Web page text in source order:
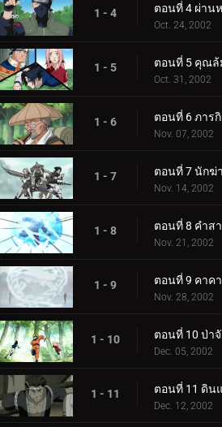
1 - 4 ตอนที่ 4 ผ่าน
Oct. 24, 2002
1 - 5 ตอนที่ 5 คุณล้
Oct. 31, 2002
1 - 6 ตอนที่ 6 ภาร
Nov. 07, 2002
1 - 7 ตอนที่ 7 นักฆ่
Nov. 14, 2002
1 - 8 ตอนที่ 8 คำส
Nov. 21, 2002
1 - 9 ตอนที่ 9 คาค
Nov. 28, 2002
1 - 10 ตอนที่ 10 ป่า
Dec. 05, 2002
1 - 11 ตอนที่ 11 ดิน
Dec. 12, 2002